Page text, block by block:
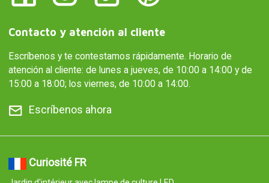
Contacto y atención al cliente
Escríbenos y te contestamos rápidamente. Horario de
atención al cliente: de lunes a jueves, de 10:00 a 14:00 y de
15:00 a 18:00; los viernes, de 10:00 a 14:00.
Escríbenos ahora
Curiosité FR